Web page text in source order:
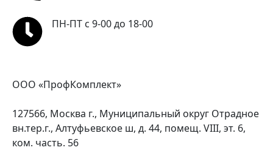
ПН-ПТ с 9-00 до 18-00
ООО «ПрофКомплект»
127566, Москва г., Муниципальный округ Отрадное
вн.тер.г., Алтуфьевское ш, д. 44, помещ. VIII, эт. 6,
ком. часть. 56